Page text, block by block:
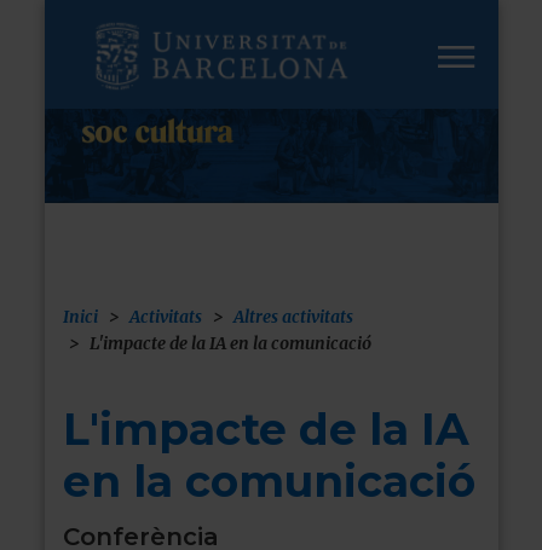
contingut
Fil
Inici Activitats
Altres activitats
L'impacte de la IA en la comunicació
L'impacte de la IA
en la comunicació
Conferència